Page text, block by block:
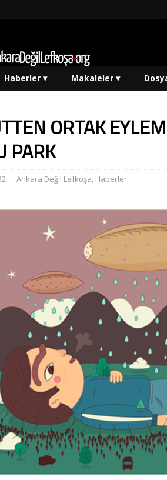
Haberler ▾ Makaleler ▾
ORTAK
PARK
Ankara Değil Lefkoşa, Haberler